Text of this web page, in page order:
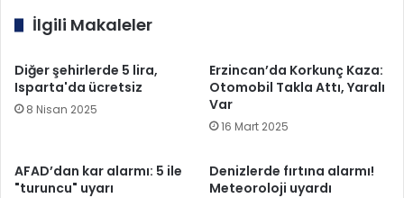
İlgili Makaleler
Diğer şehirlerde 5 lira,
Isparta'da ücretsiz
8 Nisan 2025
Erzincan’da Korkunç Kaza:
Otomobil Takla Attı, Yaralı
Var
16 Mart 2025
AFAD’dan kar alarmı: 5 ile
"turuncu" uyarı
Denizlerde fırtına alarmı!
Meteoroloji uyardı